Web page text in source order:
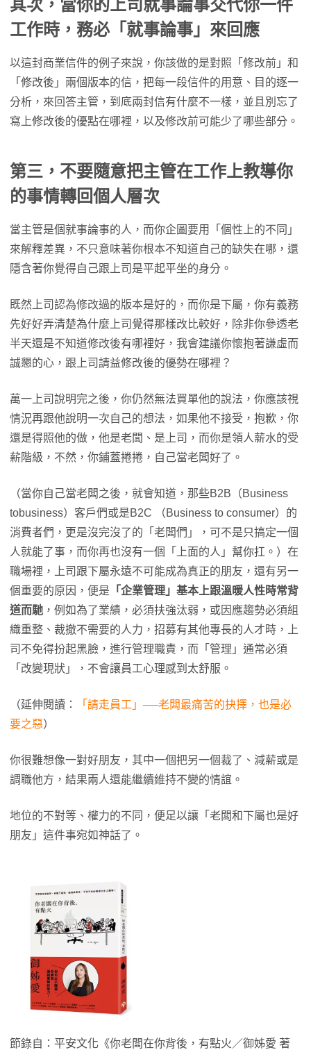
其次，當你的上司就事論事交代你一件
工作時，務必「就事論事」來回應
以這封商業信件的例子來說，你該做的是對照「修改前」和
「修改後」兩個版本的信，把每一段信件的用意、目的逐一
分析，來回答主管，到底兩封信有什麼不一樣，並且別忘了
寫上修改後的優點在哪裡，以及修改前可能少了哪些部分。
第三，不要隨意把主管在工作上教導你
的事情轉回個人層次
當主管是個就事論事的人，而你企圖要用「個性上的不同」
來解釋差異，不只意味著你根本不知道自己的缺失在哪，還
隱含著你覺得自己跟上司是平起平坐的身分。
既然上司認為修改過的版本是好的，而你是下屬，你有義務
先好好弄清楚為什麼上司覺得那樣改比較好，除非你參透老
半天還是不知道修改後有哪裡好，我會建議你懷抱著謙虛而
誠懇的心，跟上司請益修改後的優勢在哪裡？
萬一上司說明完之後，你仍然無法買單他的說法，你應該視
情況再跟他說明一次自己的想法，如果他不接受，抱歉，你
還是得照他的做，他是老闆、是上司，而你是領人薪水的受
薪階級，不然，你鋪蓋捲捲，自己當老闆好了。
（當你自己當老闆之後，就會知道，那些B2B（Business
tobusiness）客戶們或是B2C （Business to consumer）的
消費者們，更是沒完沒了的「老闆們」，可不是只搞定一個
人就能了事，而你再也沒有一個「上面的人」幫你扛。）在
職場裡，上司跟下屬永遠不可能成為真正的朋友，還有另一
個重要的原因，便是 「企業管理」基本上跟溫暖人性時常背
道而馳 ，例如為了業績，必須扶強汰弱，或因應趨勢必須組
織重整、裁撤不需要的人力，招募有其他專長的人才時，上
司不免得扮起黑臉，進行管理職責，而「管理」通常必須
「改變現狀」，不會讓員工心理感到太舒服。
（延伸閱讀：
「請走員工」──老闆最痛苦的抉擇，也是必
要之惡）
你很難想像一對好朋友，其中一個把另一個裁了、減薪或是
調職他方，結果兩人還能繼續維持不變的情誼。
地位的不對等、權力的不同，便足以讓「老闆和下屬也是好
朋友」這件事宛如神話了。
節錄自：平安文化《你老闆在你背後，有點火／御姊愛 著